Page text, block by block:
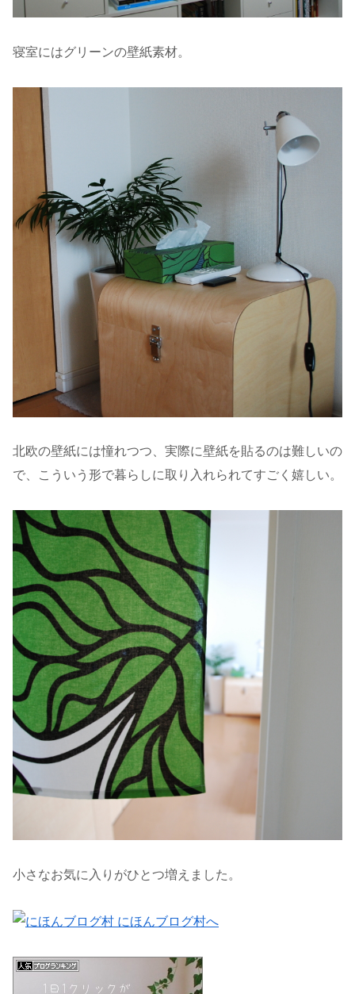
寝室にはグリーンの壁紙素材。
北欧の壁紙には憧れつつ、実際に壁紙を貼るのは難しいの
で、こういう形で暮らしに取り入れられてすごく嬉しい。
小さなお気に入りがひとつ増えました。